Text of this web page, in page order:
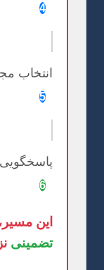
4
انتخاب
5
پاسخگویی
6
این
تضمینی